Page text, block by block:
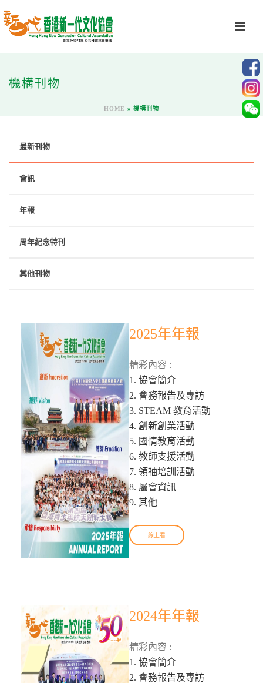
機構刊物
HOME » 機構刊物
最新刊物
會訊
年報
周年紀念特刊
其他刊物
2025年年報
精彩內容 :
1. 協會簡介
2. 會務報告及專訪
3. STEAM 教育活動
4. 創新創業活動
5. 國情教育活動
6. 教師支援活動
7. 領袖培訓活動
8. 屬會資訊
9. 其他
線上看
2024年年報
精彩內容 :
1. 協會簡介
2. 會務報告及專訪